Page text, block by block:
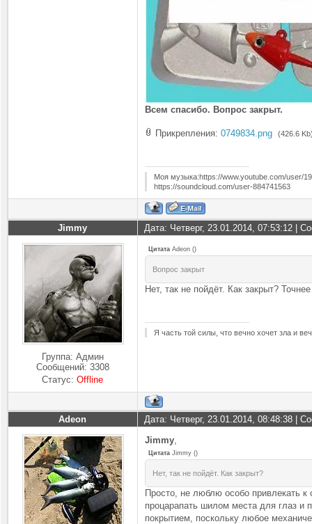
Всем спасибо. Вопрос закрыт.
Прикрепления: 0749834.png (426.6
Моя музыка:https://www.youtube.com/user/
https://soundcloud.com/user-884741563
Jimmy Дата: Четверг, 23.01.2014, 07:53:12 |
Группа: Админ
Сообщений: 3308
Статус:Offline
Цитата Adeon ()
Вопрос закрыт
Нет, так не пойдёт. Как закрыт?
Я часть той силы, что вечно хочет зла и
Adeon Дата: Четверг, 23.01.2014, 08:48:38 |
Jimmy,
Цитата Jimmy ()
Нет, так не пойдёт. Как закрыт?
Просто, не люблю особо привлекать
процарапать шилом места для глаз и
покрытием, поскольку любое